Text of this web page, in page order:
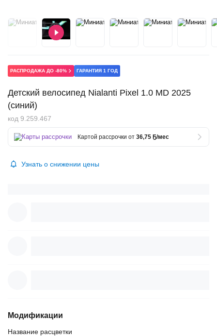
РАСПРОДАЖА ДО -80% ГАРАНТИЯ 1 ГОД
Детский велосипед Nialanti Pixel 1.0 MD 2025
(синий)
код 9.259.467
Картой рассрочки от 36,75 Ҕ/мес
Узнать о снижении цены
Модификации
Название расцветки